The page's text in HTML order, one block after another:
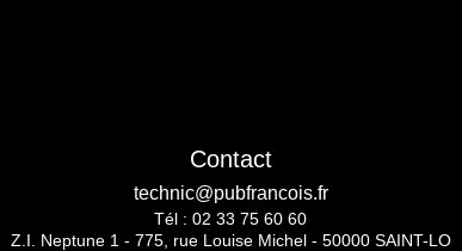
Contact
technic@pubfrancois.fr
Tél : 02 33 75 60 60
Z.I. Neptune 1 - 775, rue Louise Michel - 50000 SAINT-LO